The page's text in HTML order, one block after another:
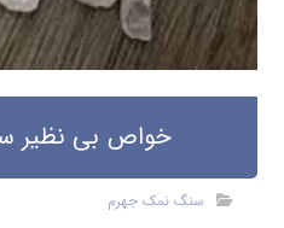
خواص بی نظیر
سنگ نمک جهرم